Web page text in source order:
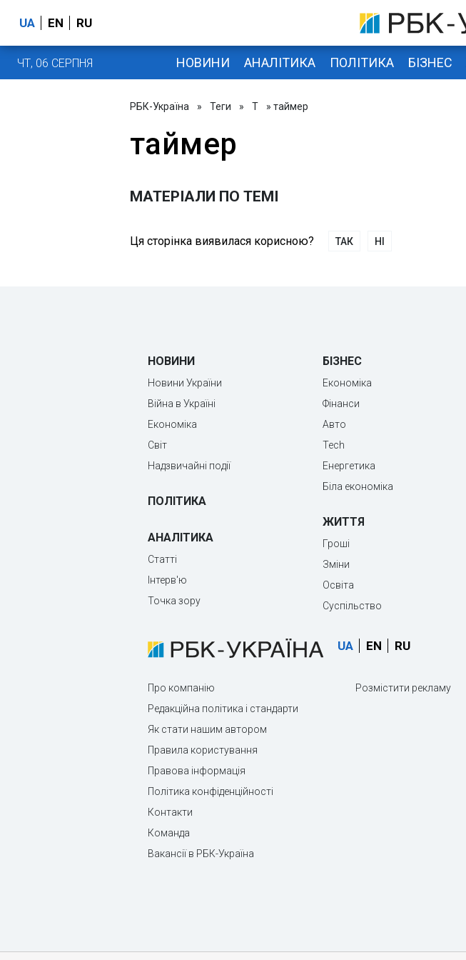
UA EN RU
ЧТ, 06 СЕРПНЯ НОВИНИ АНАЛІТИКА ПОЛІТИКА БІЗНЕС
РБК-Україна » Теги » Т » таймер
таймер
МАТЕРІАЛИ ПО ТЕМІ
Ця сторінка виявилася корисною? ТАК НІ
НОВИНИ
Новини України
Війна в Україні
Економіка
Світ
Надзвичайні події
ПОЛІТИКА
АНАЛІТИКА
Статті
Інтерв'ю
Точка зору
БІЗНЕС
Економіка
Фінанси
Авто
Tech
Енергетика
Біла економіка
ЖИТТЯ
Гроші
Зміни
Освіта
Суспільство
UA EN RU
Про компанію
Редакційна політика і стандарти
Як стати нашим автором
Правила користування
Правова інформація
Політика конфіденційності
Контакти
Команда
Вакансії в РБК-Україна
Розмістити рекламу